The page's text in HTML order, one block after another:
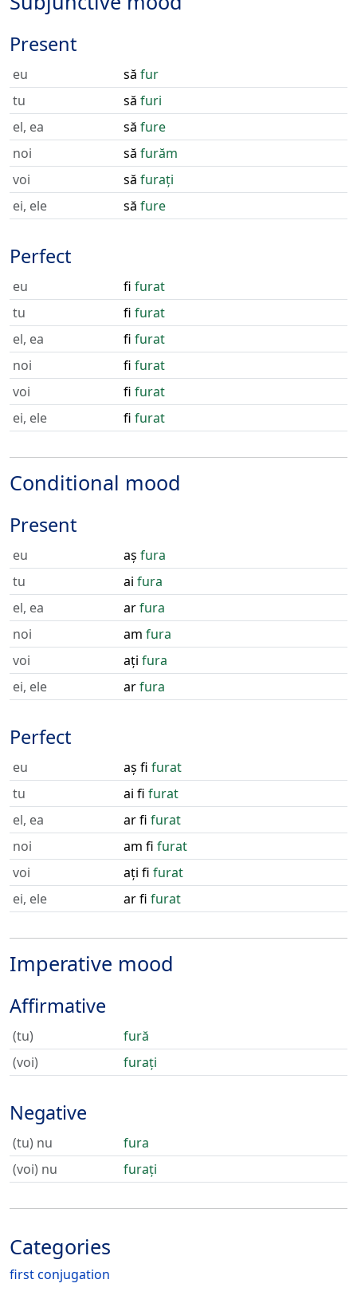
Present
eu să fur
tu
să furi
el, ea
să fure
noi
să furăm
voi
să furați
ei, ele
să fure
Perfect
eu fi furat
tu
fi furat
el, ea
fi furat
noi
fi furat
voi
fi furat
ei, ele
fi furat
Conditional mood
Present
eu aș fura
tu
ai fura
el, ea
arfura
noi
am fura
voi
ați fura
ei, ele
arfura
Perfect
eu aș fi furat
tu
ai fi furat
el, ea
ar fi furat
noi
am fi furat
voi
ați fi furat
ei, ele
ar fi furat
Imperative mood
Affirmative
(tu)
fură
(voi)
furați
Negative
(tu) nu
fura
(voi) nu
furați
Categories
first conjugation